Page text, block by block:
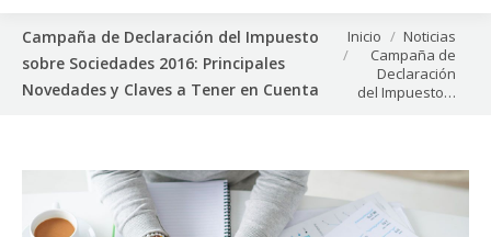
Campaña de Declaración del Impuesto
sobre Sociedades 2016: Principales
Novedades y Claves a Tener en Cuenta
Estás aquí:
Inicio
Noticias
Campaña de
Declaración
del Impuesto…